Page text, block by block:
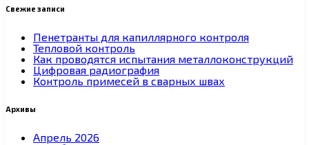
Свежие записи
Пенетранты для капиллярного контроля
Тепловой контроль
Как проводятся испытания металлоконструкций
Цифровая радиография
Контроль примесей в сварных швах
Архивы
Апрель 2026